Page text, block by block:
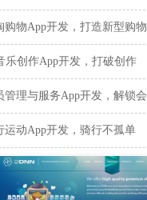
购物App开发，打造新型购物
乐创作App开发，打破创作
管理与服务App开发，解锁会
运动App开发，骑行不孤单